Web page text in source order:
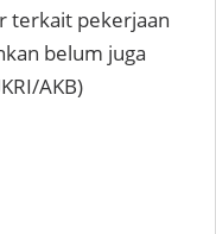
terkait pekerjaan
belum juga
AKB)